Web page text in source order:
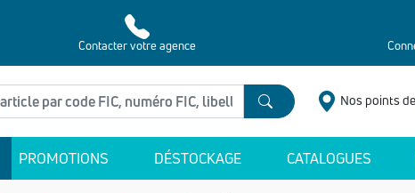
Contacter votre agence
Nos points
PROMOTIONS DÉSTOCKAGE CATALOGUES